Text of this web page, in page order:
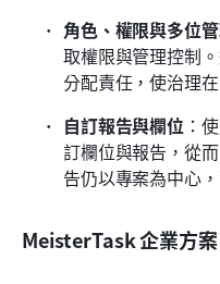
角色、權限與多位
取權限與管理控制
分配責任，使治理
自訂報告與欄位 ：
訂欄位與報告，從而
告仍以專案為中心
MeisterTask 企業方